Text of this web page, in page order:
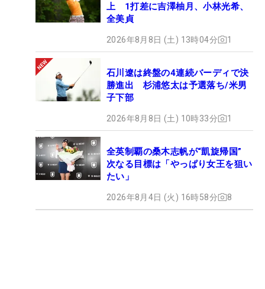
上 1打差に吉澤柚月、小林光希、
全美貞
2026年8月8日 (土) 13時04分 1
石川遼は終盤の4連続バーディで決
勝進出 杉浦悠太は予選落ち/米男
子下部
2026年8月8日 (土) 10時33分 1
全英制覇の桑木志帆が“凱旋帰国”
次なる目標は「やっぱり女王を狙い
たい」
2026年8月4日 (火) 16時58分 8